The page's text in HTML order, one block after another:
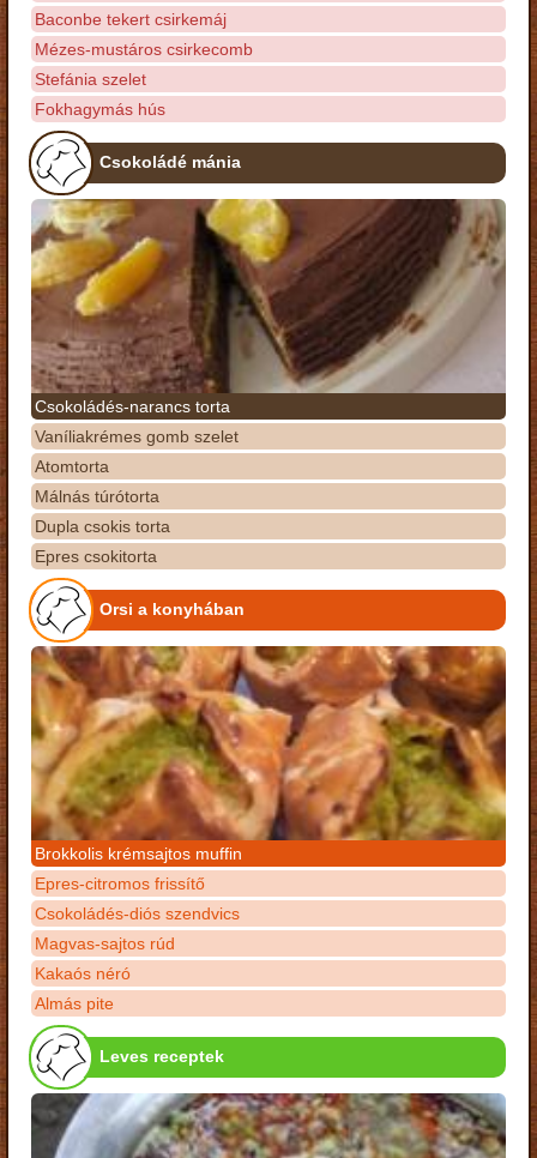
Baconbe tekert csirkemáj
Mézes-mustáros csirkecomb
Stefánia szelet
Fokhagymás hús
Csokoládé mánia
Csokoládés-narancs torta
Vaníliakrémes gomb szelet
Atomtorta
Málnás túrótorta
Dupla csokis torta
Epres csokitorta
Orsi a konyhában
Brokkolis krémsajtos muffin
Epres-citromos frissítő
Csokoládés-diós szendvics
Magvas-sajtos rúd
Kakaós néró
Almás pite
Leves receptek